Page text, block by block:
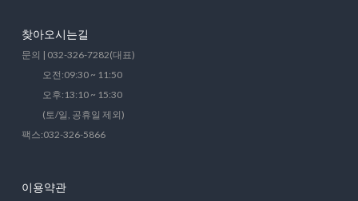
찾아오시는길
문의 | 032-326-7282(대표)
오전:09:30 ~ 11:50
오후:13:10 ~ 15:30
(토/일, 공휴일 제외)
팩스:032-326-5866
이용약관